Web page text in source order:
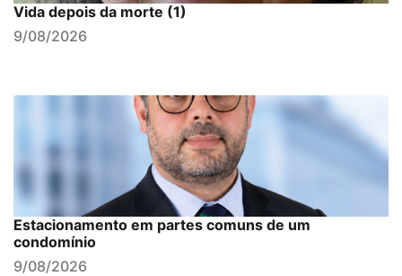
Vida depois da morte (1)
9/08/2026
Estacionamento em partes comuns de um
condomínio
9/08/2026